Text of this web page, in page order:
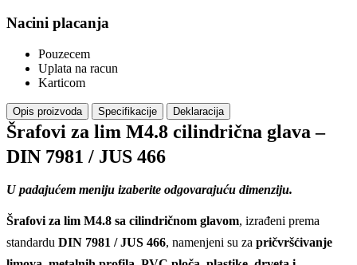
Nacini placanja
Pouzecem
Uplata na racun
Karticom
Opis proizvoda Specifikacije Deklaracija
Šrafovi za lim M4.8 cilindrična glava –
DIN 7981 / JUS 466
U padajućem meniju izaberite odgovarajuću dimenziju.
Šrafovi za lim M4.8 sa cilindričnom glavom, izrađeni prema
standardu DIN 7981 / JUS 466, namenjeni su za pričvršćivanje